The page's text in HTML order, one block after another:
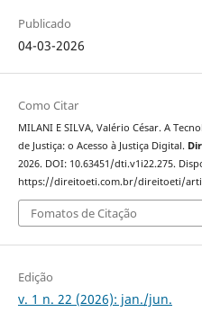
Publicado
04-03-2026
Como Citar
MILANI E SILVA, Valério César. A
de Justiça: o Acesso à Justiça Digital.
2026. DOI: 10.63451/dti.v1i22.275.
https://direitoeti.com.br/direitoeti/
Fomatos de Citação
Edição
v. 1 n. 22 (2026): jan./jun.